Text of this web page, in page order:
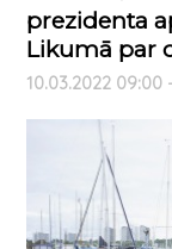
prezidenta
Likumā par
10.03.2022 09:00